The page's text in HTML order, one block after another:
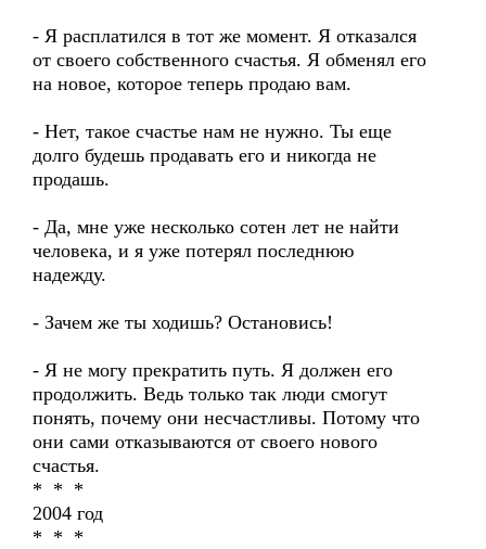
- Я расплатился в тот же момент. Я отказался
от своего собственного счастья. Я обменял его
на новое, которое теперь продаю вам.
- Нет, такое счастье нам не нужно. Ты еще
долго будешь продавать его и никогда не
продашь.
- Да, мне уже несколько сотен лет не найти
человека, и я уже потерял последнюю
надежду.
- Зачем же ты ходишь? Остановись!
- Я не могу прекратить путь. Я должен его
продолжить. Ведь только так люди смогут
понять, почему они несчастливы. Потому что
они сами отказываются от своего нового
счастья.
* * *
2004 год
* * *